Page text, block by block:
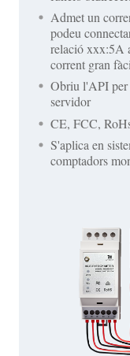
Admet un
podeu
relació xxx:5A
corrent gran
Obriu l'API per
servidor
CE, FCC,
S'aplica en
comptadors